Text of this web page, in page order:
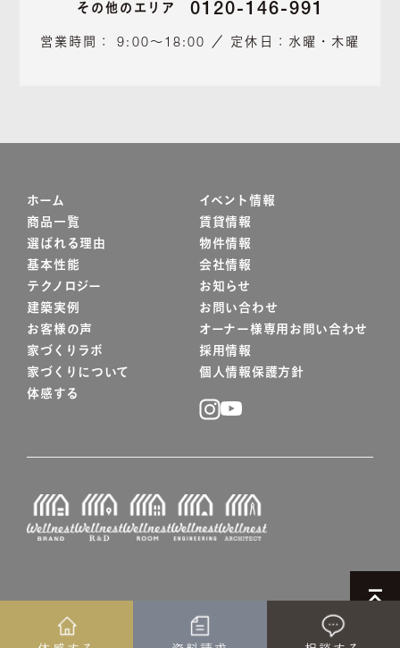
その他のエリア 0120-146-991
営業時間： 9:00～18:00 ／ 定休日：水曜・木曜
ホーム
商品一覧
選ばれる理由
基本性能
テクノロジー
建築実例
お客様の声
家づくりラボ
家づくりについて
体感する
イベント情報
賃貸情報
物件情報
会社情報
お知らせ
お問い合わせ
オーナー様専用お問い合わせ
採用情報
個人情報保護方針
© WELLNEST HOME